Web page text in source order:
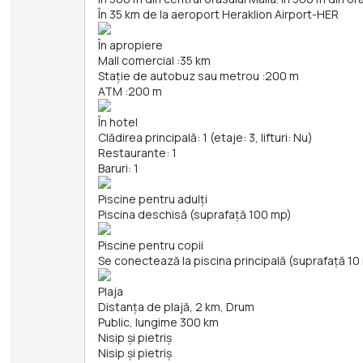
În 35 km de la aeroport Heraklion Airport-HER
În apropiere
Mall comercial :35 km
Stație de autobuz sau metrou :200 m
ATM :200 m
În hotel
Clădirea principală: 1 (etaje: 3, lifturi: Nu)
Restaurante: 1
Baruri: 1
Piscine pentru adulți
Piscina deschisă (suprafață 100 mp)
Piscine pentru copii
Se conectează la piscina principală (suprafață 10
Plaja
Distanța de plajă, 2 km, Drum
Public, lungime 300 km
Nisip și pietriş
Nisip și pietriş